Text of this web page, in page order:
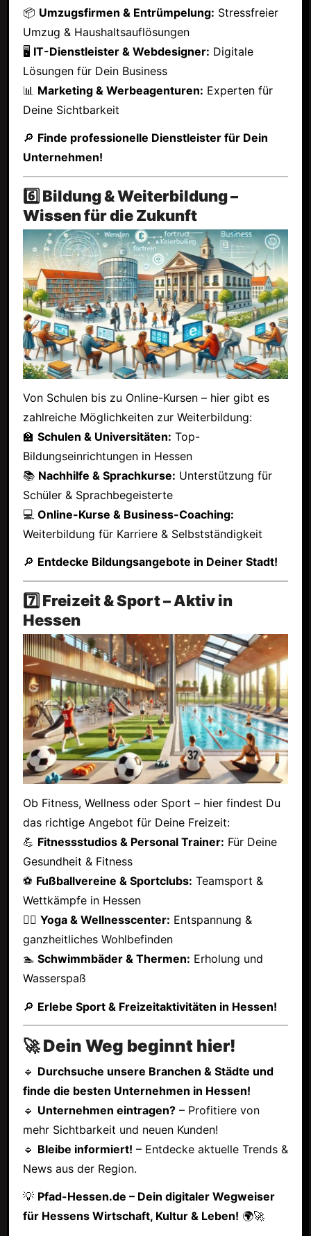
📦 Umzugsfirmen & Entrümpelung: Stressfreier
Umzug & Haushaltsauflösungen
🖥 IT-Dienstleister & Webdesigner: Digitale
Lösungen für Dein Business
📊 Marketing & Werbeagenturen: Experten für
Deine Sichtbarkeit
🔎 Finde professionelle Dienstleister für Dein
Unternehmen!
6️⃣ Bildung & Weiterbildung –
Wissen für die Zukunft
Von Schulen bis zu Online-Kursen – hier gibt es
zahlreiche Möglichkeiten zur Weiterbildung:
🏫 Schulen & Universitäten: Top-
Bildungseinrichtungen in Hessen
📚 Nachhilfe & Sprachkurse: Unterstützung für
Schüler & Sprachbegeisterte
💻 Online-Kurse & Business-Coaching:
Weiterbildung für Karriere & Selbstständigkeit
🔎 Entdecke Bildungsangebote in Deiner Stadt!
7️⃣ Freizeit & Sport – Aktiv in
Hessen
Ob Fitness, Wellness oder Sport – hier findest Du
das richtige Angebot für Deine Freizeit:
💪 Fitnessstudios & Personal Trainer: Für Deine
Gesundheit & Fitness
⚽ Fußballvereine & Sportclubs: Teamsport &
Wettkämpfe in Hessen
🧘‍♂️ Yoga & Wellnesscenter: Entspannung &
ganzheitliches Wohlbefinden
🏊 Schwimmbäder & Thermen: Erholung und
Wasserspaß
🔎 Erlebe Sport & Freizeitaktivitäten in Hessen!
🚀 Dein Weg beginnt hier!
🔹 Durchsuche unsere Branchen & Städte und
finde die besten Unternehmen in Hessen!
🔹 Unternehmen eintragen?– Profitiere von
mehr Sichtbarkeit und neuen Kunden!
🔹 Bleibe informiert! – Entdecke aktuelle Trends &
News aus der Region.
💡 Pfad-Hessen.de – Dein digitaler Wegweiser
für Hessens Wirtschaft, Kultur & Leben! 🌍🚀